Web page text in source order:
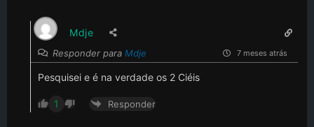
Mdje
Responder para Mdje 7 meses atrás
Pesquisei e é na verdade os 2 Ciéis
1 Responder